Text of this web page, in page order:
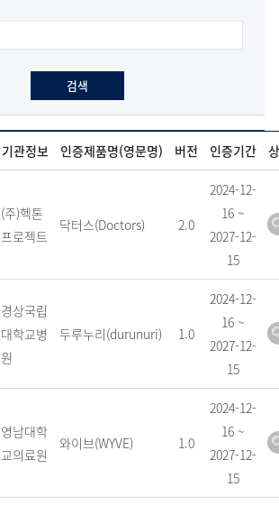
검색
기관정보 인증제품명(영문명) 버전 인증기간
(주)헥톤
프로젝트
닥터스(Doctors) 2.0
2024-12-
16 ~
2027-12-
15
경상국립
대학교병
원
두루누리(durunuri) 1.0
2024-12-
16 ~
2027-12-
15
영남대학
교의료원
와이브(WYVE) 1.0
2024-12-
16 ~
2027-12-
15